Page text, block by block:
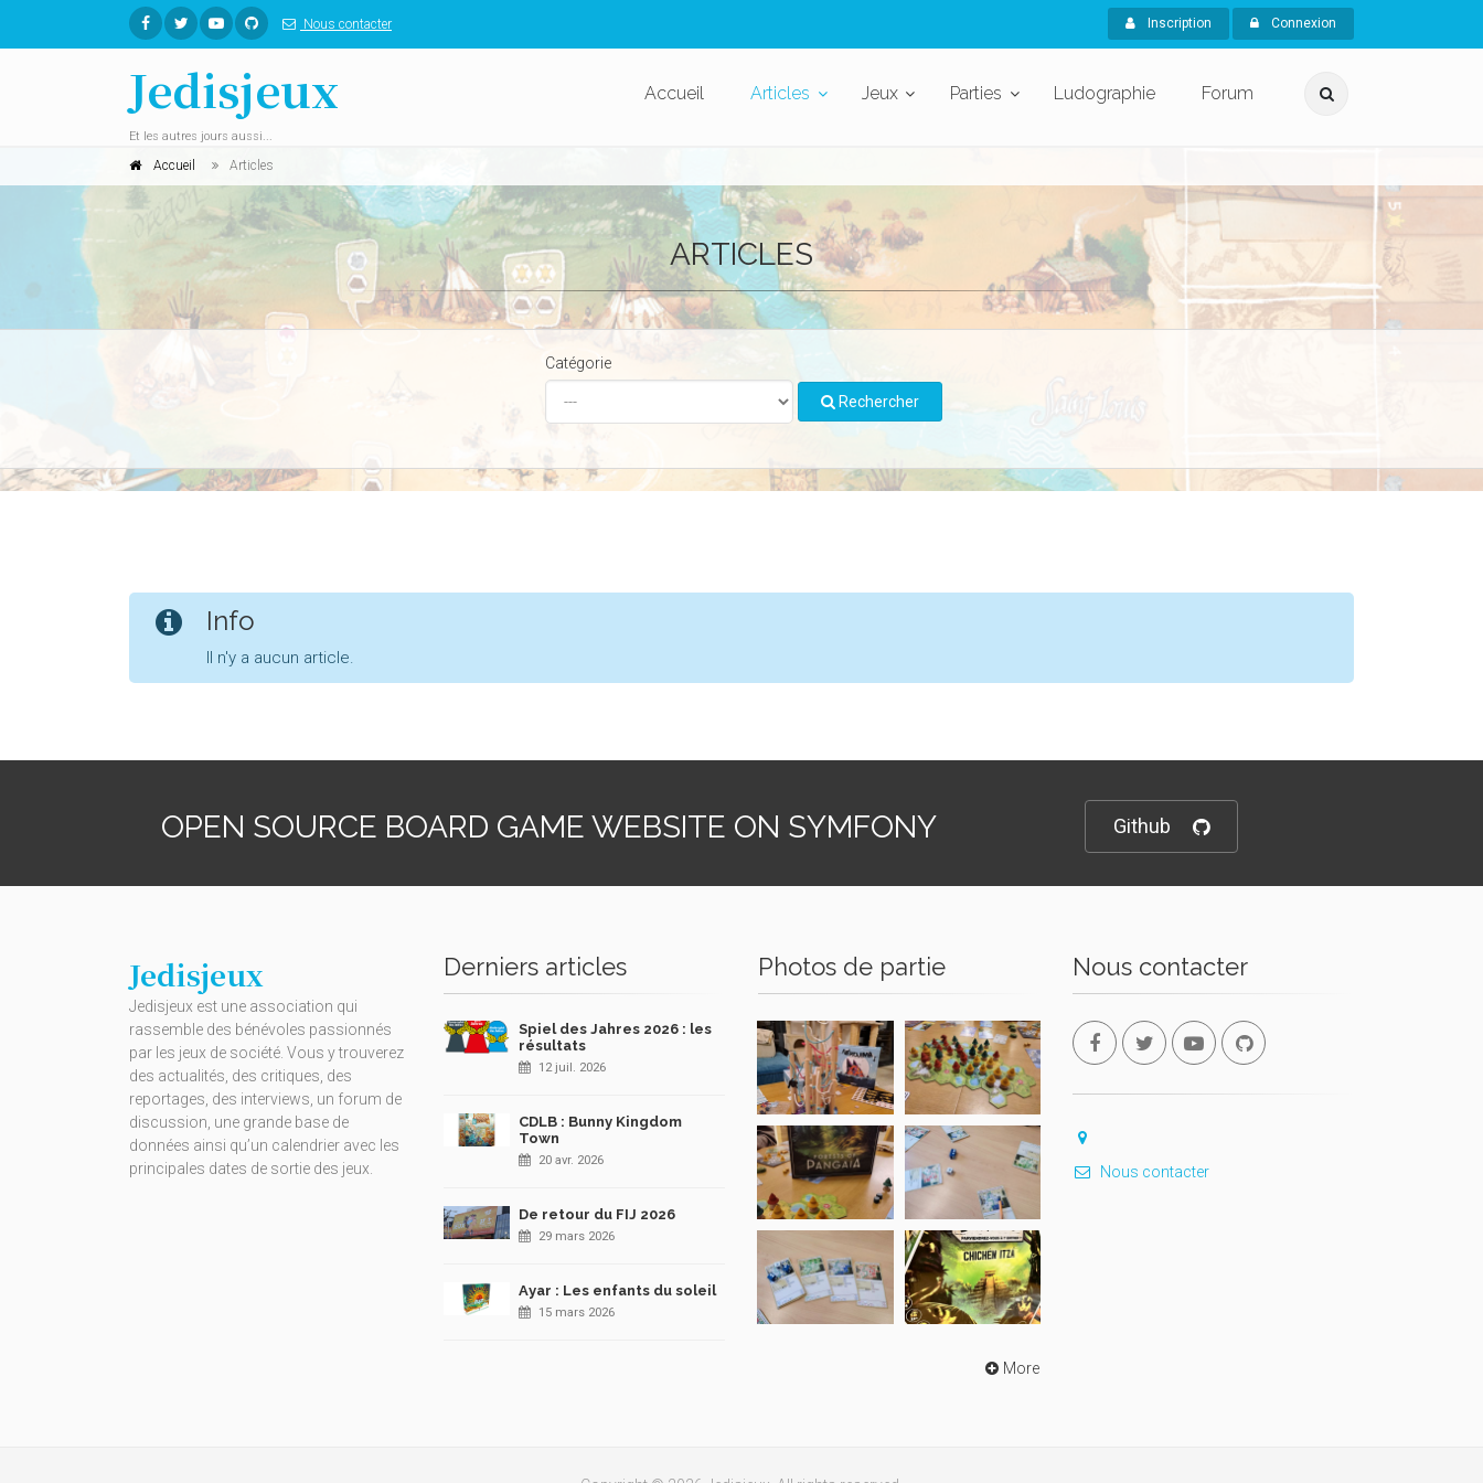
Nous contacter Inscription Connexion
Jedisjeux
Et les autres jours aussi...
Accueil Articles Jeux Parties Ludographie Forum
Accueil Articles
ARTICLES
Catégorie
Rechercher
Info
Il n'y a aucun article.
OPEN SOURCE BOARD GAME WEBSITE ON SYMFONY Github
Jedisjeux
Jedisjeux est une association qui
rassemble des bénévoles passionnés
par les jeux de société. Vous y trouverez
des actualités, des critiques, des
reportages, des interviews, un forum de
discussion, une grande base de
données ainsi qu’un calendrier avec les
principales dates de sortie des jeux.
Derniers articles
Spiel des Jahres 2026 : les
résultats
12 juil. 2026
CDLB : Bunny Kingdom
Town
20 avr. 2026
De retour du FIJ 2026
29 mars 2026
Ayar : Les enfants du soleil
15 mars 2026
Photos de partie
More
Nous contacter
Nous contacter